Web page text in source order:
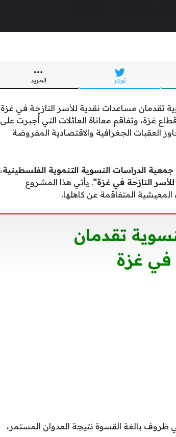
تويتر المزيد
تقدمان مساعدات نقدية للأسر النازحة في غزة
غزة، وتفاقم معاناة العائلات التي أُجبرت على
العقبات الجغرافية والاقتصادية المفروضة
جمعية الدراسات النسوية التنموية الفلسطينية،
للأسر النازحة في غزة”. يأتي هذا المشروع
المتفاقمة عن كاهلها.
تقدمان
في غزة
بالغة القسوة نتيجة العدوان المستمر،